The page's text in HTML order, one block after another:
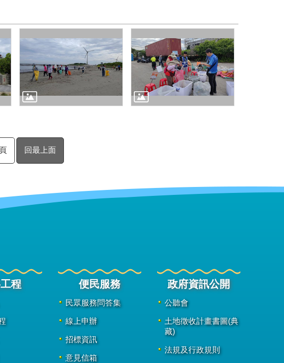
回最上面
程 便民服務
民眾服務問答集
線上申辦
招標資訊
意見信箱
政府資訊公開
公聽會
土地徵收計畫書圖(典
藏)
法規及行政規則